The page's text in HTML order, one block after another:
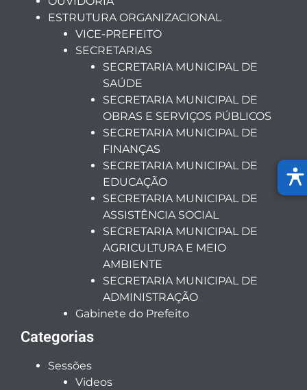
ESTRUTURA ORGANIZACIONAL
VICE-PREFEITO
SECRETARIAS
SECRETARIA MUNICIPAL DE
SAÚDE
SECRETARIA MUNICIPAL DE
OBRAS E SERVIÇOS PÚBLICOS
SECRETARIA MUNICIPAL DE
FINANÇAS
SECRETARIA MUNICIPAL DE
EDUCAÇÃO
SECRETARIA MUNICIPAL DE
ASSISTÊNCIA SOCIAL
SECRETARIA MUNICIPAL DE
AGRICULTURA E MEIO
AMBIENTE
SECRETARIA MUNICIPAL DE
ADMINISTRAÇÃO
Gabinete do Prefeito
Categorias
Sessões
Videos